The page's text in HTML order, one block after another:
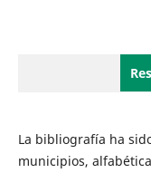
La bibliografía ha
municipios,